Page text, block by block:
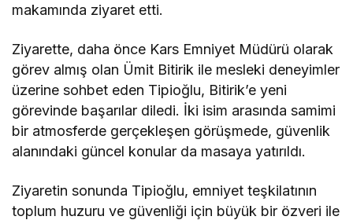
makamında ziyaret etti.
Ziyarette, daha önce Kars Emniyet Müdürü olarak
görev almış olan Ümit Bitirik ile mesleki deneyimler
üzerine sohbet eden Tipioğlu, Bitirik’e yeni
görevinde başarılar diledi. İki isim arasında samimi
bir atmosferde gerçekleşen görüşmede, güvenlik
alanındaki güncel konular da masaya yatırıldı.
Ziyaretin sonunda Tipioğlu, emniyet teşkilatının
toplum huzuru ve güvenliği için büyük bir özveri ile